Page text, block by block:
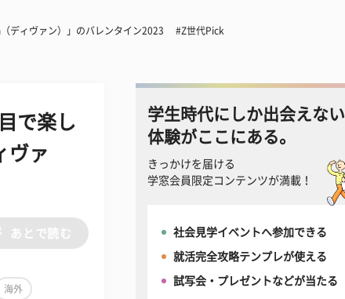
（ディヴァン）」のバレンタイン2023 #Z世代Pick
で楽し
ヴァ
あとで読む
海外
学生時代にしか出会えない
体験がここにある。
きっかけを届ける
学窓会員限定コンテンツが満載！
社会見学イベントへ参加できる
就活完全攻略テンプレが使える
試写会・プレゼントなどが当たる